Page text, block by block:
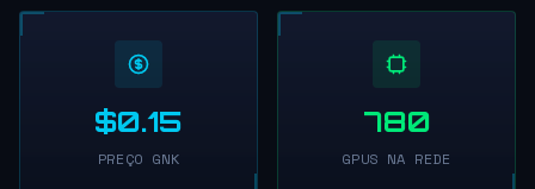
$0.15
PREÇO GNK
780
GPUS NA REDE